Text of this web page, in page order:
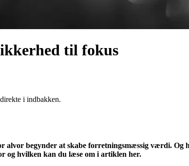
til fokus
i indbakken.
alvor begynder at skabe forretningsmæssig værdi.
og hvilken kan du læse om i artiklen her.